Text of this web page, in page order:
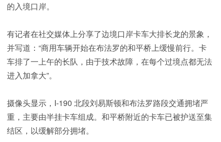
的入境口岸。
有记者在社交媒体上分享了边境口岸卡车大排长龙的景象，
并写道：“商用车辆开始在布法罗的和平桥上缓慢前行。卡
车排了一上午的长队，由于技术故障，在每个过境点都无法
进入加拿大”。
摄像头显示，I-190 北段刘易斯顿和布法罗路段交通拥堵严
重，主要由半挂卡车组成。和平桥附近的卡车已被护送至集
结区，以缓解部分拥堵。